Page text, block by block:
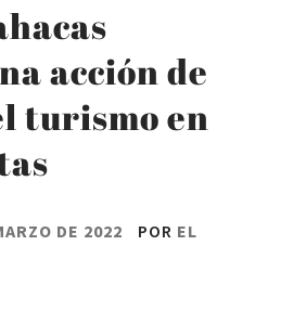
acción de
turismo en
DE 2022 POR EL